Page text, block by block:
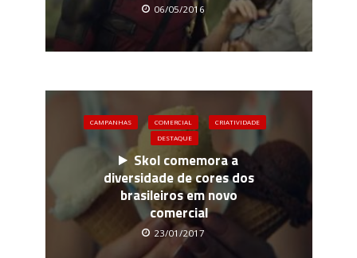
06/05/2016
CAMPANHAS COMERCIAL
CRIATIVIDADE
DESTAQUE
Skol comemora a
diversidade de cores dos
brasileiros em novo
comercial
23/01/2017